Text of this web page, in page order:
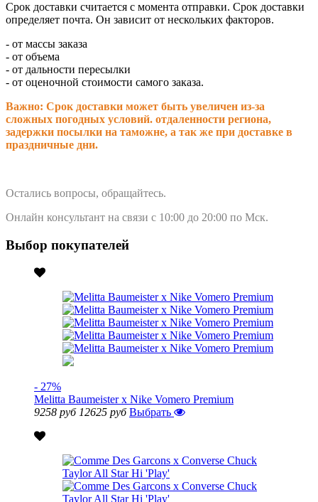
Срок доставки считается с момента отправки. Срок доставки
определяет почта. Он зависит от нескольких факторов.
- от массы заказа
- от объема
- от дальности пересылки
- от оценочной стоимости самого заказа.
Важно: Срок доставки может быть увеличен из-за
сложных погодных условий. отдаленности региона,
задержки посылки на таможне, а так же при доставке в
праздничные дни.
Остались вопросы, обращайтесь.
Онлайн консультант на связи с 10:00 до 20:00 по Мск.
Выбор покупателей
- 27%
Melitta Baumeister x Nike Vomero Premium
9258 руб 12625 руб Выбрать